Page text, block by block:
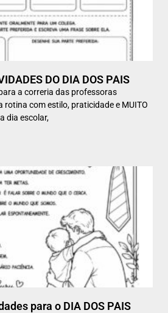
DO DIA DOS PAIS
a correria das professoras
rotina com estilo, praticidade e MUITO
dia escolar,
para o DIA DOS PAIS